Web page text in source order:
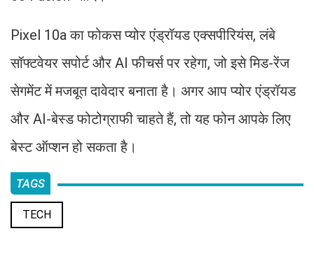
Pixel 10a का फोकस प्योर एंड्रॉयड एक्सपीरियंस, लंबे
सॉफ्टवेयर सपोर्ट और AI फीचर्स पर रहेगा, जो इसे मिड-रेंज
सेगमेंट में मजबूत दावेदार बनाता है। अगर आप प्योर एंड्रॉयड
और AI-बेस्ड फोटोग्राफी चाहते हैं, तो यह फोन आपके लिए
बेस्ट ऑप्शन हो सकता है।
TAGS
TECH